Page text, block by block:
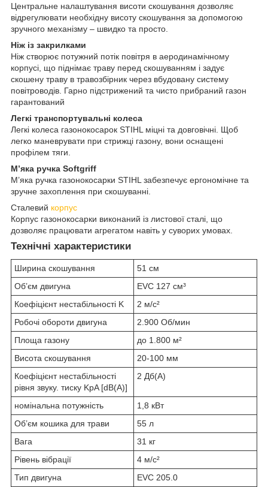
Центральне налаштування висоти скошування дозволяє
відрегулювати необхідну висоту скошування за допомогою
зручного механізму – швидко та просто.
Ніж із закрилками
Ніж створює потужний потік повітря в аеродинамічному
корпусі, що піднімає траву перед скошуванням і задує
скошену траву в травозбірник через вбудовану систему
повітроводів. Гарно підстрижений та чисто прибраний газон
гарантований
Легкі транспортувальні колеса
Легкі колеса газонокосарок STIHL міцні та довговічні. Щоб
легко маневрувати при стрижці газону, вони оснащені
профілем тяги.
М’яка ручка Softgriff
М’яка ручка газонокосарки STIHL забезпечує ергономічне та
зручне захоплення при скошуванні.
Сталевий корпус
Корпус газонокосарки виконаний із листової сталі, що
дозволяє працювати агрегатом навіть у суворих умовах.
Технічні характеристики
Ширина скошування
51 см
Об’єм двигуна
EVC 127 см³
Коефіцієнт нестабільності K
2 м/с²
Робочі обороти двигуна
2.900 Об/мин
Площа газону
до 1.800 м²
Висота скошування
20-100 мм
Коефіцієнт нестабільності
рівня звуку. тиску KpA [dB(A)]
2 Дб(A)
номінальна потужність
1,8 кВт
Об’єм кошика для трави
55 л
Вага
31 кг
Рівень вібрації
4 м/с²
Тип двигуна
EVC 205.0